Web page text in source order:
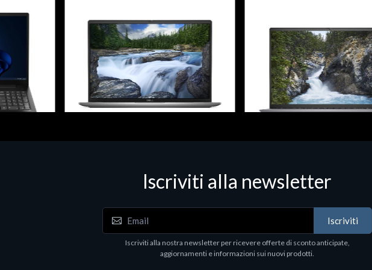
DELL Latitude 7640, Intel Core i7, 40.6
cm (16"), 1920 x 1200 pixels, 32 GB,
€1852.95
DELL Vostro 5630, Intel Core
cm (16"), 1920 x 1200 pixels, 16
Iscriviti alla newsletter
Iscriviti
Iscriviti alla nostra newsletter per ricevere offerte di sconto anticipate,
aggiornamenti e informazioni sui nuovi prodotti.